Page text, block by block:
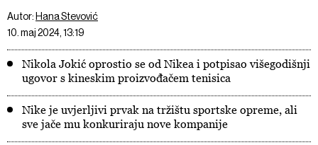
Autor: Hana Stevović
10. maj 2024, 13:19
Nikola Jokić oprostio se od Nikea i potpisao višegodišnji
ugovor s kineskim proizvođačem tenisica
Nike je uvjerljivi prvak na tržištu sportske opreme, ali
sve jače mu konkuriraju nove kompanije